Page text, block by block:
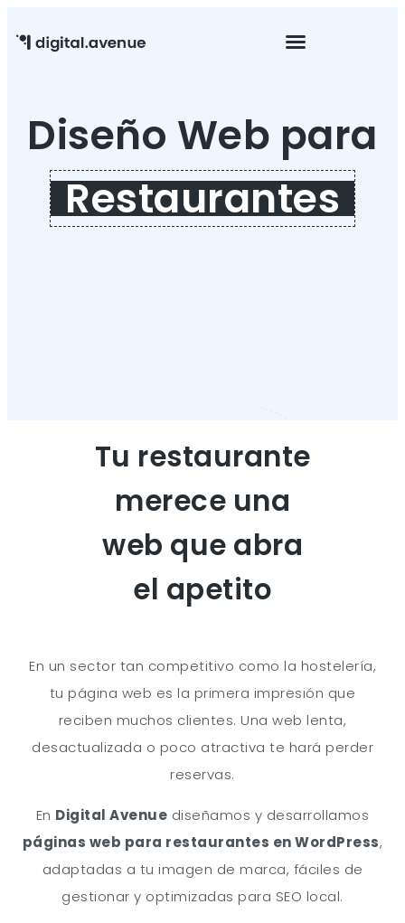
Diseño Web para
Restaurantes
Tu restaurante
merece una
web que abra
el apetito
En un sector tan competitivo como la hostelería,
tu página web es la primera impresión que
reciben muchos clientes. Una web lenta,
desactualizada o poco atractiva te hará perder
reservas.
En Digital Avenue diseñamos y desarrollamos
páginas web para restaurantes en WordPress,
adaptadas a tu imagen de marca, fáciles de
gestionar y optimizadas para SEO local.